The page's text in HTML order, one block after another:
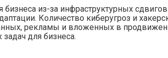
из-за инфраструктурных
Количество киберугроз и
рекламы и вложенных в
для бизнеса.